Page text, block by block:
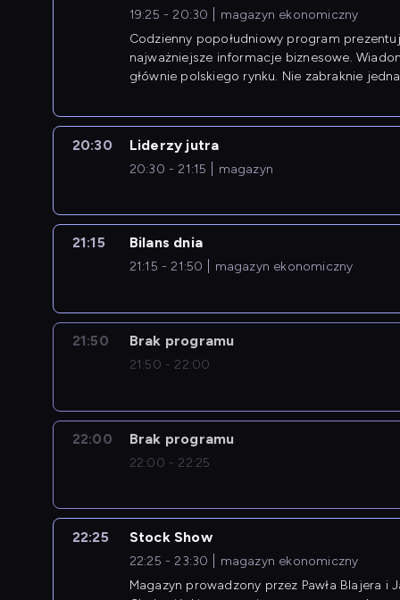
19:25 - 20:30
magazyn ekonomiczny
Codzienny popołudniowy program
najważniejsze informacje biznesowe.
głównie polskiego rynku. Nie zabraknie
20:30 Liderzy jutra
20:30 - 21:15 magazyn
21:15 Bilans dnia
21:15 - 21:50 magazyn ekonomiczny
21:50 Brak programu
21:50 - 22:00
22:00 Brak programu
22:00 - 22:25
22:25 Stock Show
22:25 - 23:30
magazyn ekonomiczny
Magazyn prowadzony przez Pawła Blajera i